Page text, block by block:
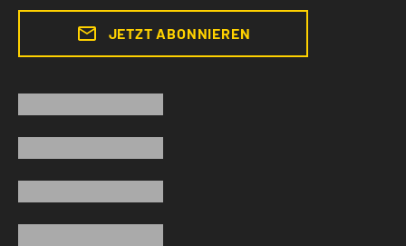
JETZT ABONNIEREN